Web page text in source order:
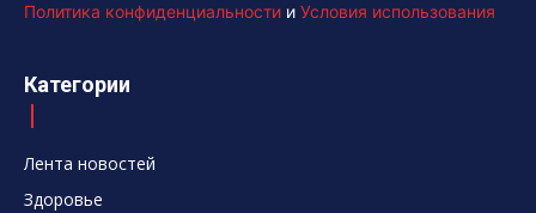
Политика конфиденциальности и Условия использования
Категории
Лента новостей
Здоровье